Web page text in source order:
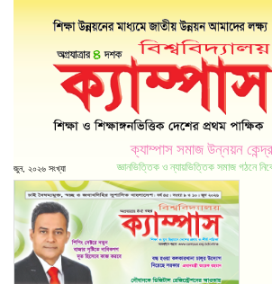
ক্যাম্পাস সমাজ উন্নয়ন কেন্দ্র
জ্ঞানভিত্তিক ও ন্যায়ভিত্তিক সমাজ গঠনে
জুন, ২০২৬ সংখ্যা